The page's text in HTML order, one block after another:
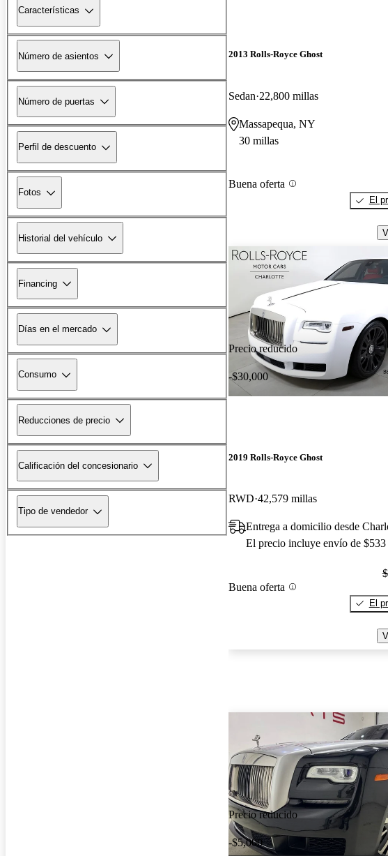
Características
Número de asientos
Número de puertas
Perfil de descuento
Fotos
Historial del vehículo
Financing
Días en el mercado
Consumo
Reducciones de precio
Calificación del concesionario
Tipo de vendedor
2013 Rolls-Royce Ghost
Sedan 22,800 millas
Massapequa, NY
30 millas
Buena oferta
El
Precio reducido
-$30,000
2019 Rolls-Royce Ghost
RWD 42,579 millas
Entrega a domicilio desde
El precio incluye envío de $533
Buena oferta
El
Precio reducido
-$5,000